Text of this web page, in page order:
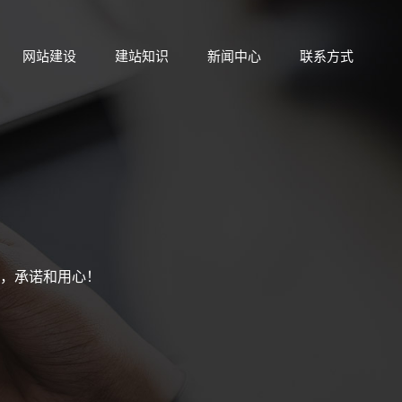
网站建设 建站知识 新闻中心 联系方式
承诺和用心！